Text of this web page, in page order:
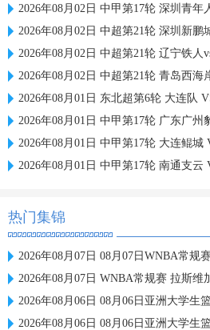
2026年08月02日 中甲第17轮 深圳青
2026年08月02日 中超第21轮 深圳新鹏
2026年08月02日 中超第21轮 辽宁铁人
2026年08月02日 中超第21轮 青岛西海
2026年08月01日 东北超第6轮 大连队
2026年08月01日 中甲第17轮 广东广
2026年08月01日 中甲第17轮 大连鲲
2026年08月01日 中甲第17轮 南通支
热门集锦
2026年08月07日 08月07日WNBA常规赛 洛杉矶
2026年08月07日 WNBA常规赛 拉斯维加斯王
2026年08月06日 08月06日亚洲大学生篮球联赛8强
2026年08月06日 08月06日亚洲大学生篮球联赛8强